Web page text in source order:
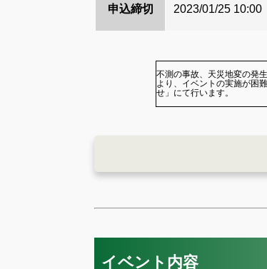
申込締切 2023/01/25 10:00
不測の事故、天災地変の発
より、イベントの実施が困
せ」にて行います。
イベント内容